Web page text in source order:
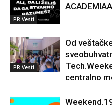
PR Vesti
PR Vesti
Od
centralno